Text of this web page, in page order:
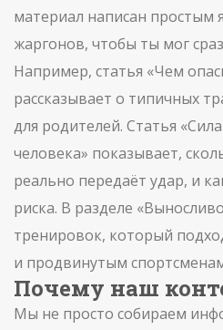
материал написан простым
жаргонов, чтобы ты мог
Например, статья «Чем
рассказывает о типичных
для родителей. Статья
человека» показывает,
реально передаёт удар, и
риска. В разделе
тренировок, который
и продвинутым
Почему наш
Мы не просто собираем